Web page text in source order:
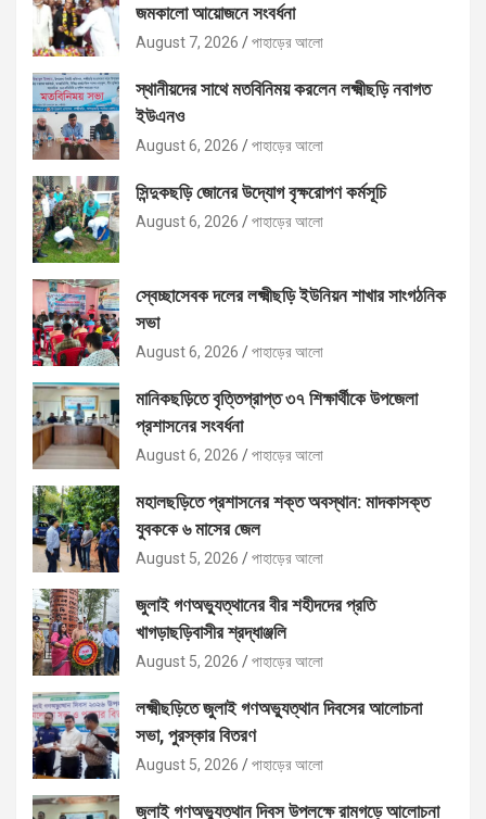
জমকালো আয়োজনে সংবর্ধনা
August 7, 2026 পাহাড়ের আলো
স্থানীয়দের সাথে মতবিনিময় করলেন লক্ষ্মীছড়ি নবাগত
ইউএনও
August 6, 2026 পাহাড়ের আলো
সিন্দুকছড়ি জোনের উদ্যোগ বৃক্ষরোপণ কর্মসূচি
August 6, 2026 পাহাড়ের আলো
স্বেচ্ছাসেবক দলের লক্ষ্মীছড়ি ইউনিয়ন শাখার সাংগঠনিক
সভা
August 6, 2026 পাহাড়ের আলো
মানিকছড়িতে বৃত্তিপ্রাপ্ত ৩৭ শিক্ষার্থীকে উপজেলা
প্রশাসনের সংবর্ধনা
August 6, 2026 পাহাড়ের আলো
মহালছড়িতে প্রশাসনের শক্ত অবস্থান: মাদকাসক্ত
যুবককে ৬ মাসের জেল
August 5, 2026 পাহাড়ের আলো
জুলাই গণঅভ্যুত্থানের বীর শহীদদের প্রতি
খাগড়াছড়িবাসীর শ্রদ্ধাঞ্জলি
August 5, 2026 পাহাড়ের আলো
লক্ষ্মীছড়িতে জুলাই গণঅভ্যুত্থান দিবসের আলোচনা
সভা, পুরস্কার বিতরণ
August 5, 2026 পাহাড়ের আলো
জুলাই গণঅভ্যুত্থান দিবস উপলক্ষে রামগড়ে আলোচনা